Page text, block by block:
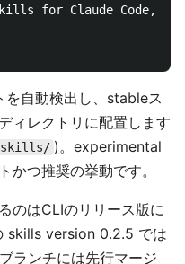
for Claude Code,
を自動検出し、stableス
ィレクトリに配置します
skills/ )。experimental
かつ推奨の挙動です。
のはCLIのリリース版に
skills version 0.2.5 では
ランチには先行マージ